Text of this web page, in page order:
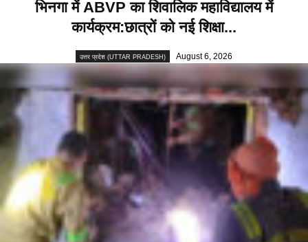
भिनगा में ABVP का शिवालिक महाविद्यालय में
कार्यक्रम:छात्रों को नई शिक्षा...
उत्तर प्रदेश (UTTAR PRADESH) August 6, 2026